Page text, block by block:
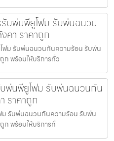
รับพ่นพียูโฟม รับพ่นฉนวน
คา ราคาถูก
ฟม รับพ่นฉนวนกันความร้อน รับพ่น
ก พร้อมให้บริการทั่ว
พ่นพียูโฟม รับพ่นฉนวนกัน
ราคาถูก
ม รับพ่นฉนวนกันความร้อน รับพ่น
ก พร้อมให้บริการทั่